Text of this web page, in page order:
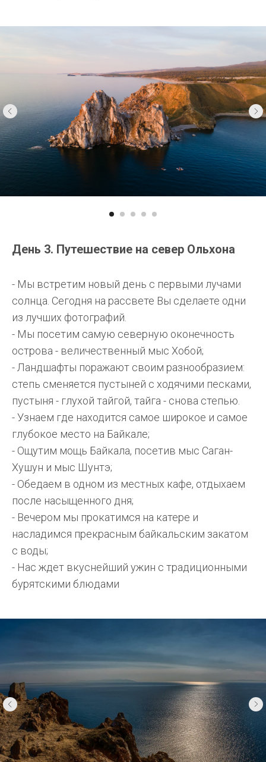
День 3. Путешествие на север Ольхона
- Мы встретим новый день с первыми лучами
солнца. Сегодня на рассвете Вы сделаете одни
из лучших фотографий.
- Мы посетим самую северную оконечность
острова - величественный мыс Хобой;
- Ландшафты поражают своим разнообразием:
степь сменяется пустыней с ходячими песками,
пустыня - глухой тайгой, тайга - снова степью.
- Узнаем где находится самое широкое и самое
глубокое место на Байкале;
- Ощутим мощь Байкала, посетив мыс Саган-
Хушун и мыс Шунтэ;
- Обедаем в одном из местных кафе, отдыхаем
после насыщенного дня;
- Вечером мы прокатимся на катере и
насладимся прекрасным байкальским закатом
с воды;
- Нас ждет вкуснейший ужин с традиционными
бурятскими блюдами